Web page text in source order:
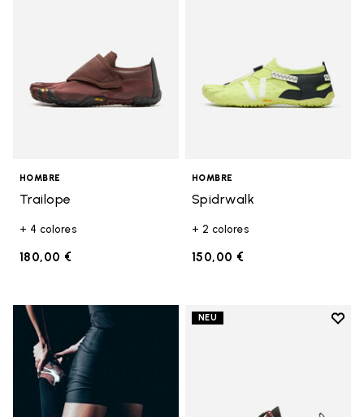
HOMBRE
Trailope
+ 4 colores
180,00 €
HOMBRE
Spidrwalk
+ 2 colores
150,00 €
NEU
Add